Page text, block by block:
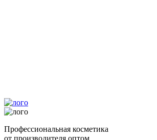
Профессиональная косметика
от производителя оптом